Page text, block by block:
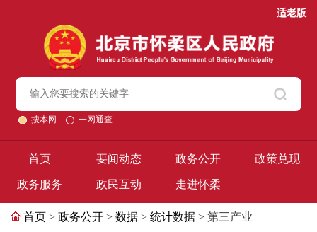
适老版
搜本网 一网通查
首页 要闻动态 政务公开 政策兑现
政务服务 政民互动 走进怀柔
首页 > 政务公开 > 数据 > 统计数据 > 第三产业